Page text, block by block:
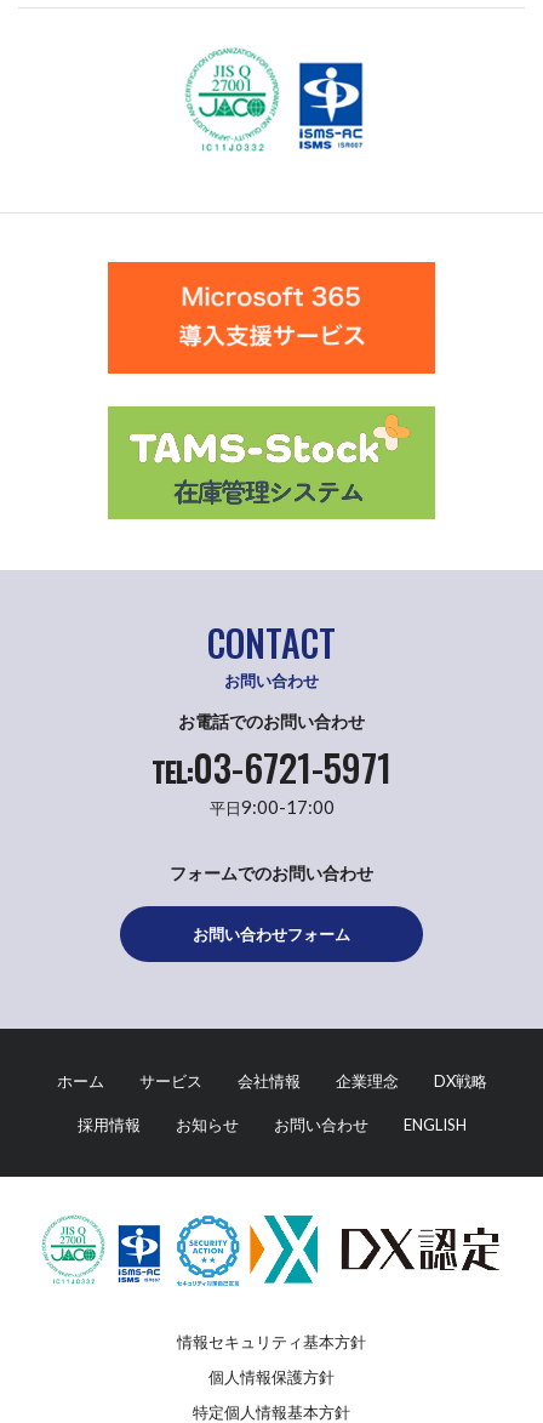
CONTACT
お問い合わせ
お電話でのお問い合わせ
TEL:03-6721-5971
平日9:00-17:00
フォームでのお問い合わせ
お問い合わせフォーム
ホーム サービス 会社情報 企業理念 DX戦略
採用情報 お知らせ お問い合わせ ENGLISH
情報セキュリティ基本方針
個人情報保護方針
特定個人情報基本方針